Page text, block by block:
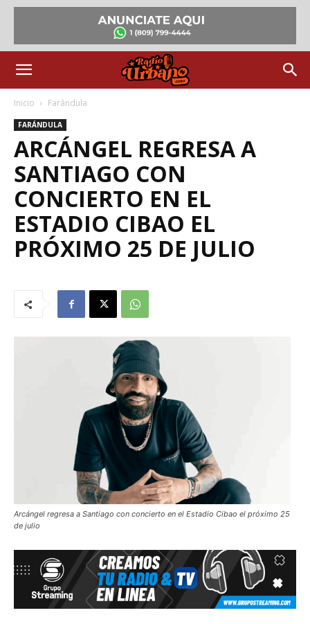
Inicio Farándula
FARÁNDULA
ARCÁNGEL REGRESA A
SANTIAGO CON
CONCIERTO EN EL
ESTADIO CIBAO EL
PRÓXIMO 25 DE JULIO
Arcángel regresa a Santiago con concierto en el Estadio Cibao el próximo 25
de julio